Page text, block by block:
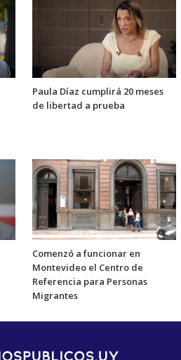
Paula Díaz cumplirá 20 meses
de libertad a prueba
Comenzó a funcionar en
Montevideo el Centro de
Referencia para Personas
Migrantes